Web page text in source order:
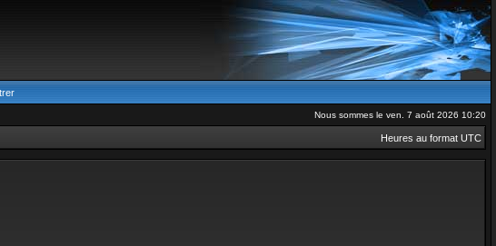
Nous sommes le ven. 7 août 2026 10:20
Heures au format UTC